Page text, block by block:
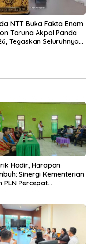
NTT Buka Fakta Enam
Taruna Akpol Panda
Tegaskan Seluruhnya
Hadir, Harapan
Sinergi Kementerian
PLN Percepat